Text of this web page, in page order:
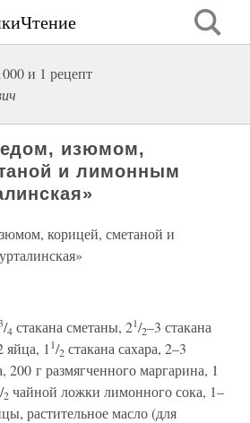
и 1 рецепт
изюмом,
и лимонным
корицей, сметаной и
/4 стакана сметаны, 21/2–3 стакана
яйца, 1 1/2 стакана сахара, 2–3
г размягченного маргарина, 1
/2 чайной ложки лимонного сока, 1–
растительное масло (для